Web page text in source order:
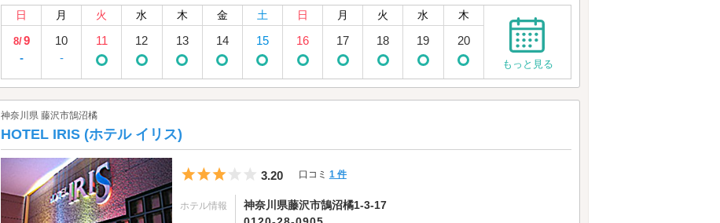
日
月 火 水 木 金 土 日 月 火 水 木
8/9
-
10
-
11 12 13 14 15 16 17 18 19 20
もっと見る
神奈川県 藤沢市鵠沼橘
HOTEL IRIS (ホテル イリス)
5つ星のうち3
3.20 口コミ 1 件
ホテル情報
神奈川県藤沢市鵠沼橘1-3-17